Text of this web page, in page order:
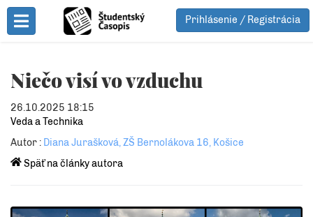
Toggle Menu
Prihlásenie / Registrácia
Niečo visí vo vzduchu
26.10.2025 18:15
Veda a Technika
Autor : Diana Jurašková, ZŠ Bernolákova 16, Košice
Späť na články autora